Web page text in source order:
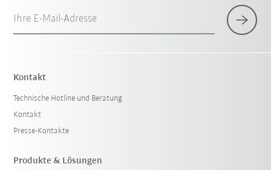
Ihre E-Mail-Adresse
Kontakt
Technische Hotline und Beratung
Kontakt
Presse-Kontakte
Produkte & Lösungen